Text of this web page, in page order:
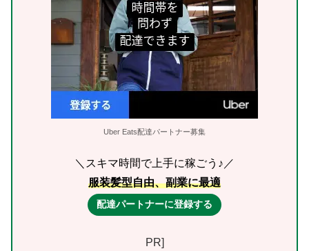
Uber Eats配達パートナー募集
＼スキマ時間で上手に稼ごう♪／
服装髪型自由、副業に最適
配達パートナーに登録する
PR]